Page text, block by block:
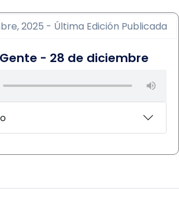
2025 - Última Edición Publicada
- 28 de diciembre